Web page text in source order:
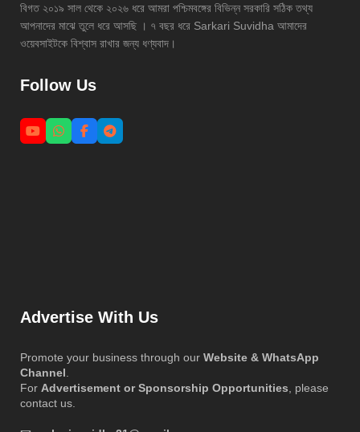
বিগত ২০১৯ সাল থেকে ২০২৬ ধরে আমরা পশ্চিমবঙ্গের বিভিন্ন সরকারি সঠিক তথ্য
আপনাদের মাঝে তুলে ধরে আসছি । ৭ বছর ধরে Sarkari Suvidha আমাদের
ওয়েবসাইটকে বিশ্বাস রাখার জন্য ধণ্যবাদ।
Follow Us
Advertise With Us
Promote your business through our Website & WhatsApp
Channel
For Advertisement or Sponsorship Opportunities , please
contact us.